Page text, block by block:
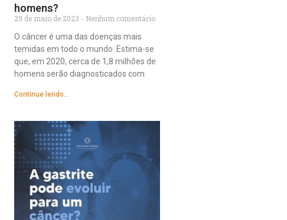
homens?
29 de maio de 2023
Nenhum comentário
O câncer é uma das doenças mais
temidas em todo o mundo. Estima-se
que, em 2020, cerca de 1,8 milhões de
homens serão diagnosticados com
Continue lendo...